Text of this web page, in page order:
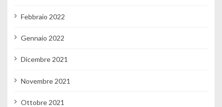
Febbraio 2022
Gennaio 2022
Dicembre 2021
Novembre 2021
Ottobre 2021